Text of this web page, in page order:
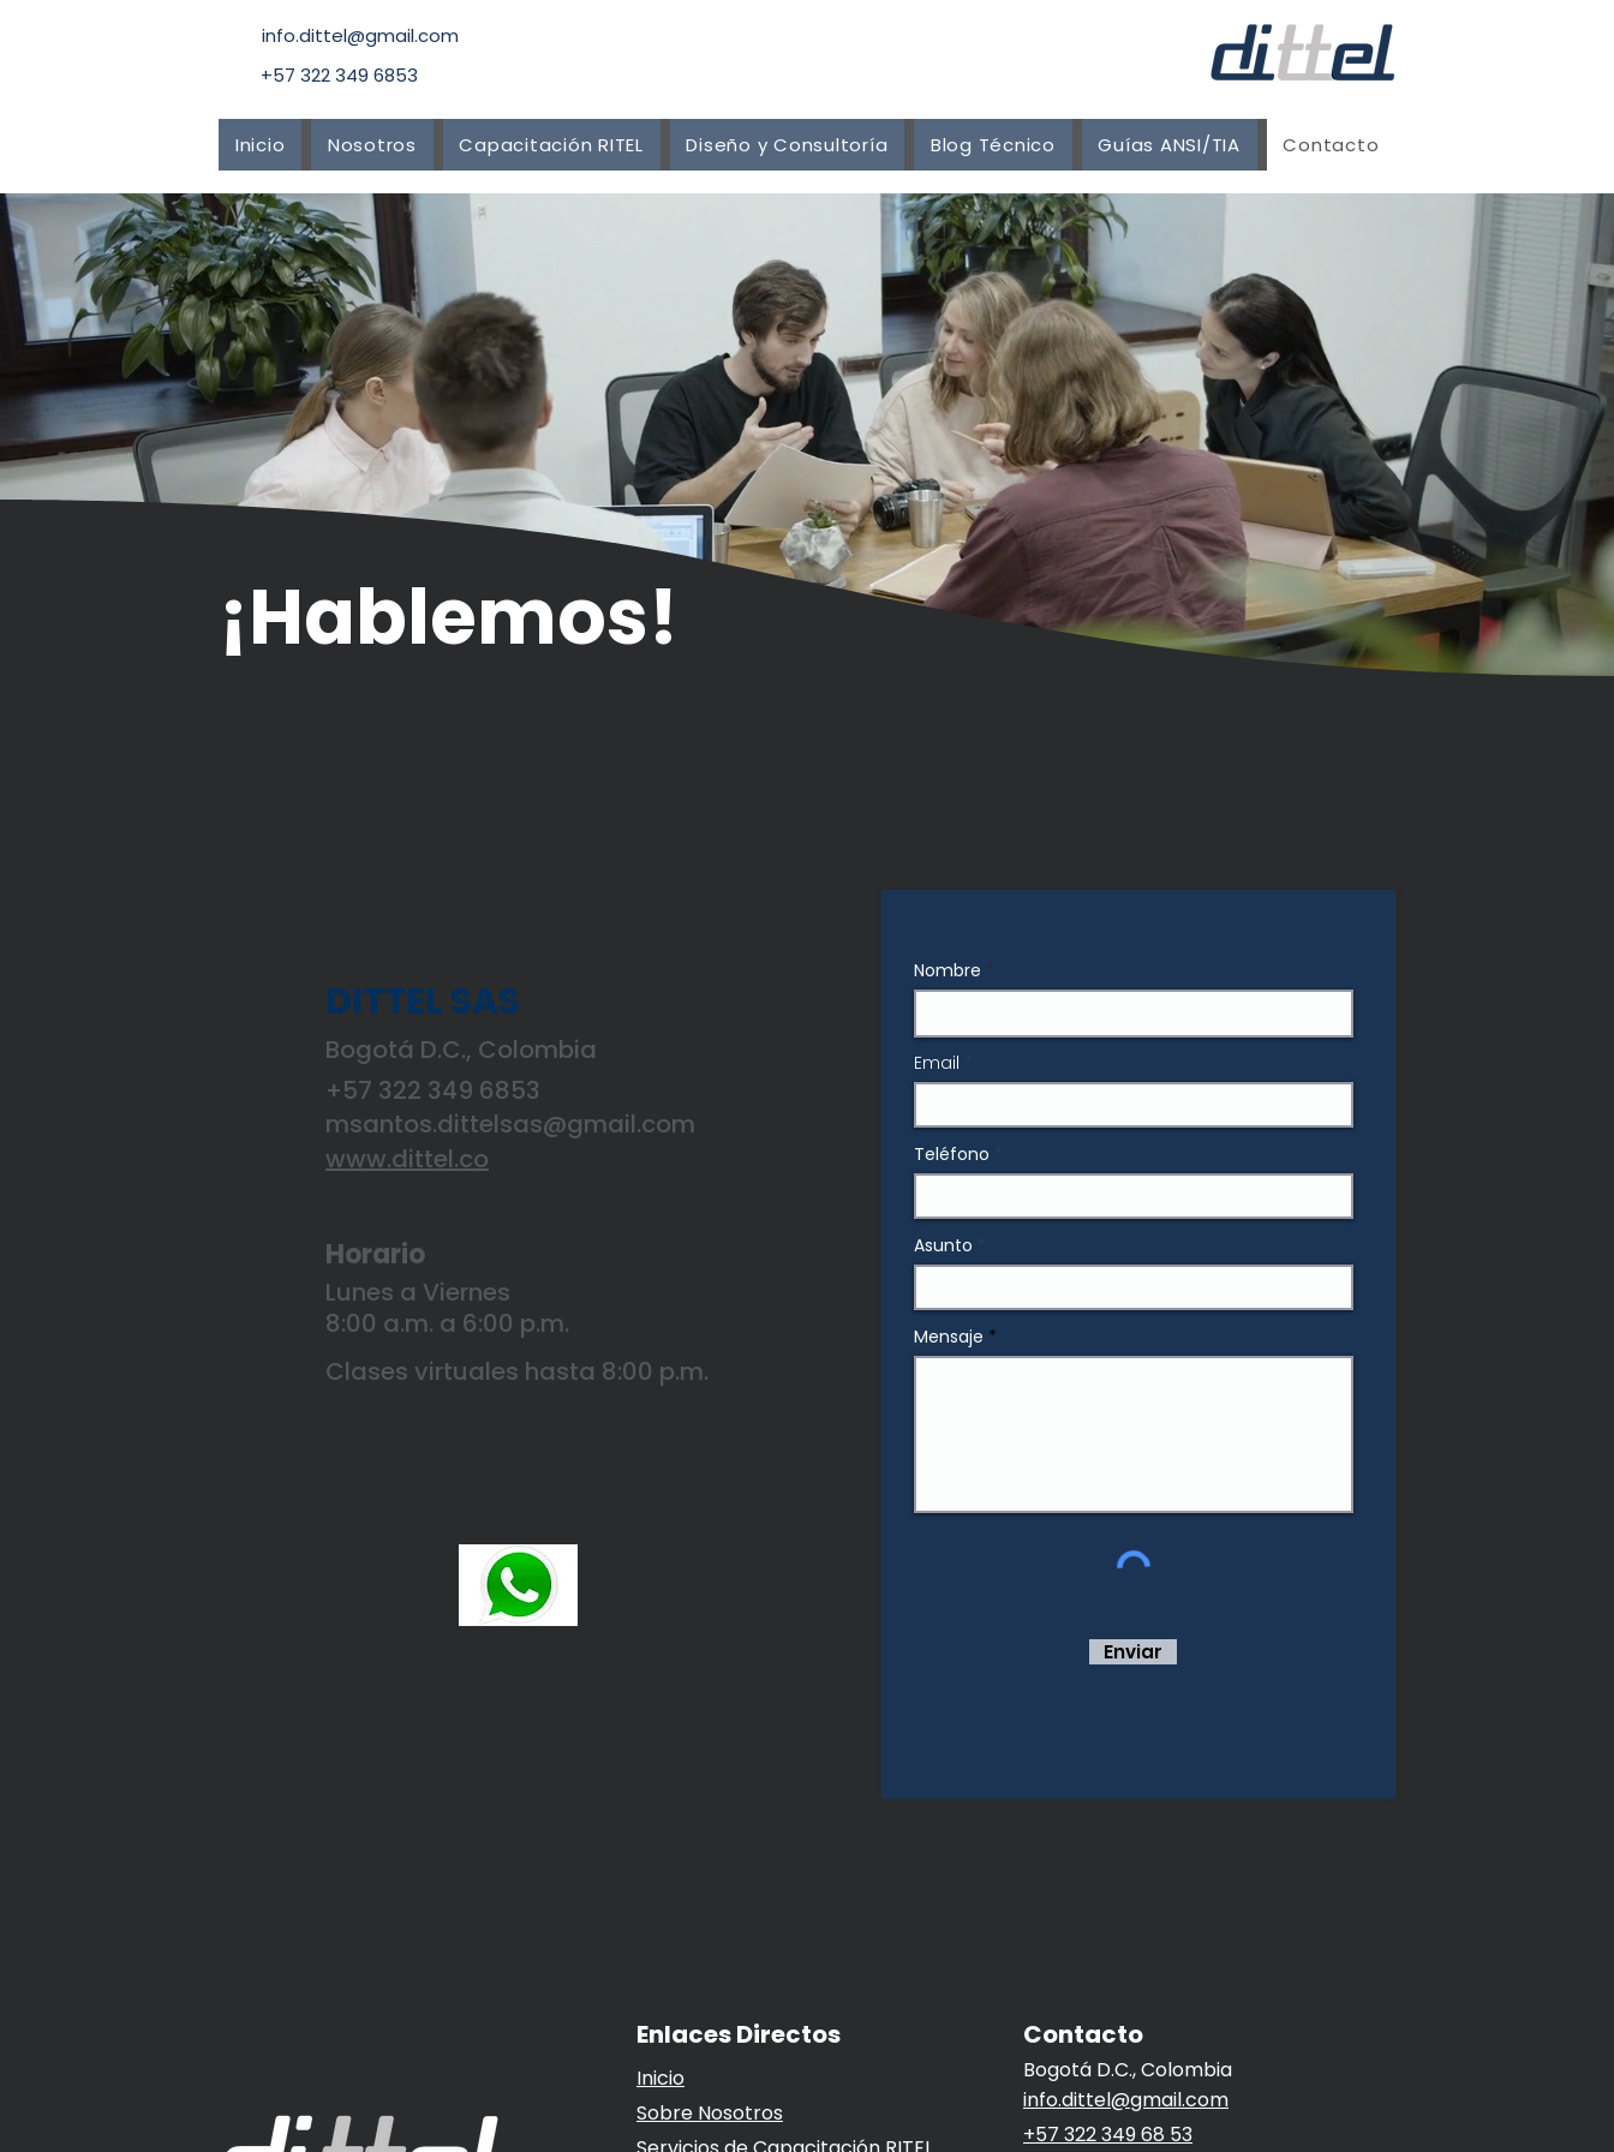
info.dittel@gmail.com
+57 322 349 6853
Inicio Nosotros Capacitación RITEL Diseño y Consultoría Blog Técnico Guías ANSI/TIA Contacto
¡Hablemos!
DITTEL SAS
Bogotá D.C., Colombia
+57 322 349 6853
msantos.dittelsas@gmail.com
www.dittel.co
Horario
Lunes a Viernes
8:00 a.m. a 6:00 p.m.
Clases virtuales hasta 8:00 p.m.
Nombre
Email
Teléfono
Asunto
Mensaje
Enviar
Enlaces Directos
Inicio
Sobre Nosotros
Contacto
Bogotá D.C., Colombia
+57 322 349 68 53
info.dittel@gmail.com